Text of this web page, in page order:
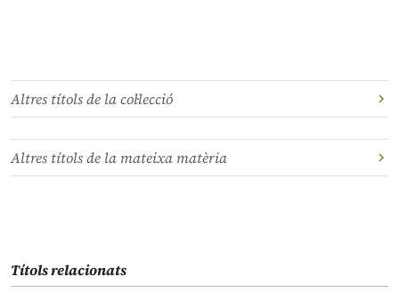
Altres títols de la col·lecció
Altres títols de la mateixa matèria
Títols relacionats